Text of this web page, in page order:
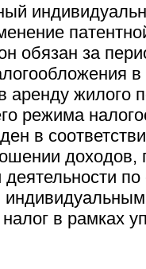
обязан за
аренду жилого
режима
в
доходов,
в рамках